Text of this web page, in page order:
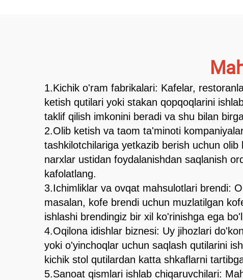
1.Kichik o'ram fabrikalari: Kafelar,
ketish qutilari yoki stakan qopqoqlarini
taklif qilish imkonini beradi va shu bilan
2.Olib ketish va taom ta'minoti
tashkilotchilariga yetkazib berish uchun
narxlar ustidan foydalanishdan saqlanish
kafolatlang.
3.Ichimliklar va ovqat mahsulotlari brendi:
masalan, kofe brendi uchun muzlatilgan
ishlashi brendingiz bir xil ko'rinishga ega
4.Oqilona idishlar biznesi: Uy jihozlari
yoki o'yinchoqlar uchun saqlash qutilarini
kichik stol qutilardan katta shkaflarni
5.Sanoat qismlari ishlab chiqaruvchilari: